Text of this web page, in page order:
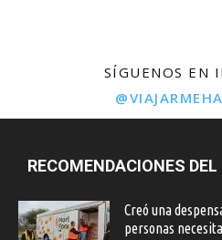
SÍGUENOS EN
RECOMENDACIONES DEL
Creó una
personas